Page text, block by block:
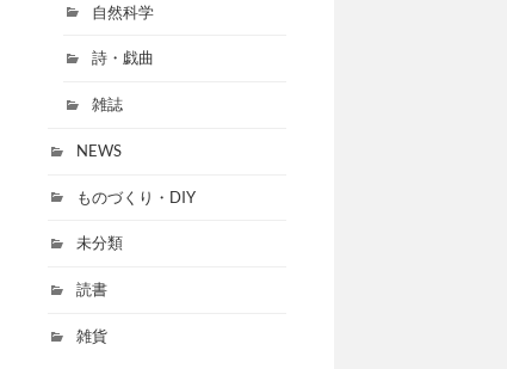
自然科学
詩・戯曲
雑誌
NEWS
ものづくり・DIY
未分類
読書
雑貨